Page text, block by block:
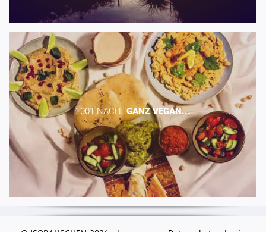
1001 NACHT​GANZ VEGAN...